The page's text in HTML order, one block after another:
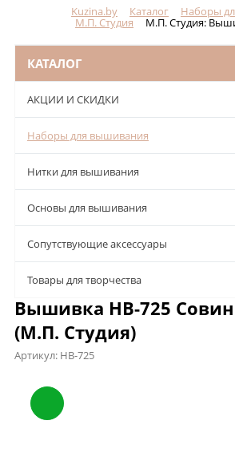
Kuzina.by Каталог Наборы
М.П. Студия М.П. Студия:
КАТАЛОГ
АКЦИИ И СКИДКИ
Наборы для вышивания
Нитки для вышивания
Основы для вышивания
Сопутствующие аксессуары
Товары для творчества
Вышивка НВ-725
(М.П. Студия)
Артикул: НВ-725
Описание